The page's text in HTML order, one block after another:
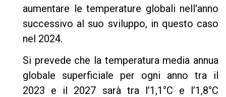
aumentare le temperature globali nell'anno
successivo al suo sviluppo, in questo caso
nel 2024.
Si prevede che la temperatura media annua
globale superficiale per ogni anno tra il
2023 e il 2027 sarà tra l’1,1°C e l’1,8°C